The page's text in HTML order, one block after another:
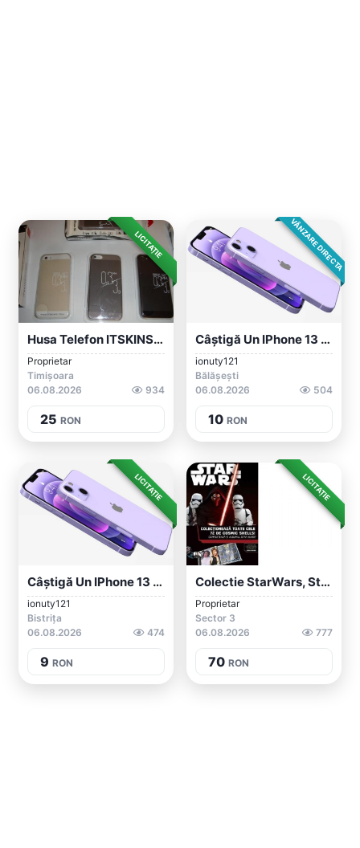
LICITAȚIE
Husa Telefon ITSKINS Fashionista Zero BE...
Proprietar
Timișoara
06.08.2026
934
25 RON
VÂNZARE DIRECTA
Câștigă Un IPhone 13 Acum!
ionuty121
Bălășești
06.08.2026
504
10 RON
LICITAȚIE
Câștigă Un IPhone 13 Acum!
ionuty121
Bistrița
06.08.2026
474
9 RON
LICITAȚIE
Colectie StarWars, Star Wars,72 Jetoane,...
Proprietar
Sector 3
06.08.2026
777
70 RON